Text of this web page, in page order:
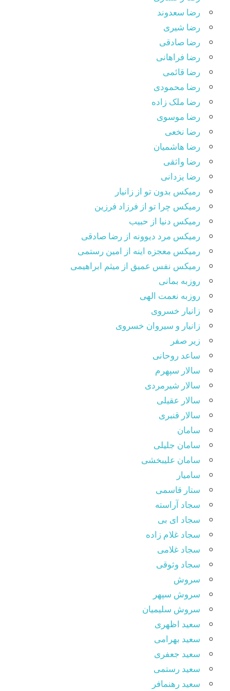
رضا سعدوند
رضا شیری
رضا صادقی
رضا فراهانی
رضا قائمی
رضا محمودی
رضا ملک زاده
رضا موسوی
رضا نخعی
رضا هاشمیان
رضا واثقی
رضا یزدانی
رمیکس بدون تو از زانیار
رمیکس چرا تو از فرزاد فرزین
رمیکس دنیا از حبیب
رمیکس مرد دیوونه از رضا صادقی
رمیکس معجزه اینه از امین رستمی
رمیکس نفس عمیق از میثم ابراهیمی
روزبه بمانی
روزبه نعمت الهی
زانیار خسروی
زانیار و سیروان خسروی
زیر صفر
ساعد روحانی
سالار سپهرم
سالار شیرمردی
سالار عقیلی
سالار قنبری
سامان
سامان جلیلی
سامان علیبخشی
سامیار
ستار قاسمی
سجاد آراسته
سجاد ای بی
سجاد غلام زاده
سجاد غلامی
سجاد وثوقى
سروش
سروش سپهر
سروش سلیمیان
سعید اظهری
سعید بهرامی
سعید جعفری
سعید رستمی
سعید رهنمافر